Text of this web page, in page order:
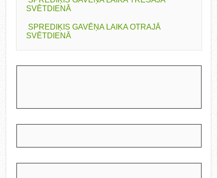
SVĒTDIENĀ
SPREDIĶIS GAVĒŅA LAIKA OTRAJĀ
SVĒTDIENĀ